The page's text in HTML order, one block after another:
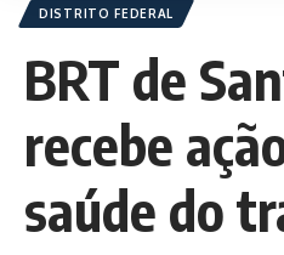
DISTRITO FEDERAL
BRT de
recebe
saúde do